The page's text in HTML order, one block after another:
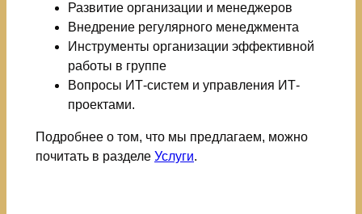
Развитие организации и менеджеров
Внедрение регулярного менеджмента
Инструменты организации эффективной
работы в группе
Вопросы ИТ-систем и управления ИТ-
проектами.
Подробнее о том, что мы предлагаем, можно
почитать в разделе Услуги.